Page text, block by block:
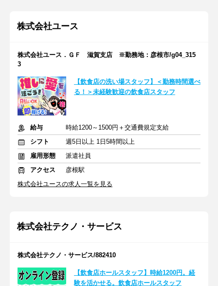
株式会社ユース
株式会社ユース．ＧＦ 滋賀支店 ※勤務地：彦根市/g04_315
3
【飲食店の洗い場スタッフ】＜勤務時間選べ
る！＞未経験歓迎の飲食店スタッフ
給与
時給1200～1500円＋交通費規定支給
シフト
週5日以上 1日5時間以上
雇用形態
派遣社員
アクセス
彦根駅
株式会社ユースの求人一覧を見る
株式会社テクノ・サービス
株式会社テクノ・サービス/882410
【飲食店ホールスタッフ】時給1200円。経
験を活かせる。飲食店ホールスタッフ